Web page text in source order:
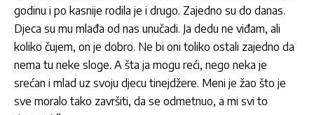
godinu i po kasnije rodila je i drugo. Zajedno su do danas.
Djeca su mu mlađa od nas unučadi. Ja dedu ne viđam, ali
koliko čujem, on je dobro. Ne bi oni toliko ostali zajedno da
nema tu neke sloge. A šta ja mogu reći, nego neka je
srećan i mlad uz svoju djecu tinejdžere. Meni je žao što je
sve moralo tako završiti, da se odmetnuo, a mi svi to